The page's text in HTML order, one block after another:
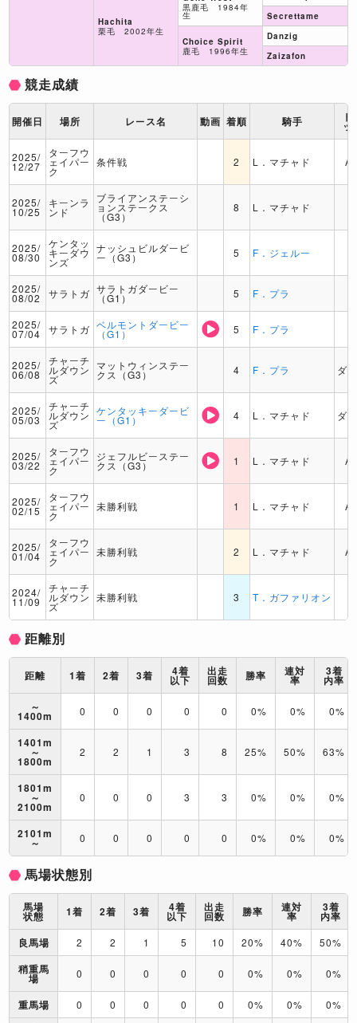
Hachita
栗毛 2002年生
黒鹿毛 1984年
生
Choice Spirit
鹿毛 1996年生
Secrettame
Danzig
Zaizafon
競走成績
開催日 場所 レース名 動画 着順 騎手 ト
ッ
2025/
12/27
ターフウ
ェイパー
ク
条件戦 2 L．マチャド
2025/
10/25
キーンラ
ンド
ブライアンステーシ
ョンステークス
（G3）
8 L．マチャド
2025/
08/30
ケンタッ
キーダウ
ンズ
ナッシュビルダービ
ー（G3） 5 F．ジェルー
2025/
08/02 サラトガ サラトガダービー
（G1） 5 F．プラ
2025/
07/04 サラトガ ベルモントダービー
（G1） 5 F．プラ
2025/
06/08
チャーチ
ルダウン
ズ
マットウィンステー
クス（G3） 4 F．プラ ダ
2025/
05/03
チャーチ
ルダウン
ズ
ケンタッキーダービ
ー（G1） 4 L．マチャド ダ
2025/
03/22
ターフウ
ェイパー
ク
ジェフルビーステー
クス（G3） 1 L．マチャド
2025/
02/15
ターフウ
ェイパー
ク
未勝利戦 1 L．マチャド
2025/
01/04
ターフウ
ェイパー
ク
未勝利戦 2 L．マチャド
2024/
11/09
チャーチ
ルダウン
ズ
未勝利戦 3 T．ガファリオン
距離別
距離 1着 2着 3着 4着
以下
出走
回数 勝率 連対
率
3着
内率
～
1400m 0 0 0 0 0 0% 0% 0%
1401m
～
1800m
2 2 1 3 8 25% 50% 63%
1801m
～
2100m
0 0 0 3 3 0% 0% 0%
2101m
～ 0 0 0 0 0 0% 0% 0%
馬場状態別
馬場
状態 1着 2着 3着 4着
以下
出走
回数 勝率 連対
率
3着
内率
良馬場
2 2 1 5 10 20% 40% 50%
稍重馬
場 0 0 0 0 0 0% 0% 0%
重馬場 0 0 0 0 0 0% 0% 0%